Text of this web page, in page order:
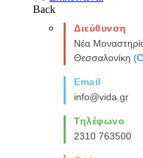
Back
Διεύθυνση
Νέα
Θεσσαλονίκη
Email
info@vida.gr
Τηλέφωνο
2310 763500